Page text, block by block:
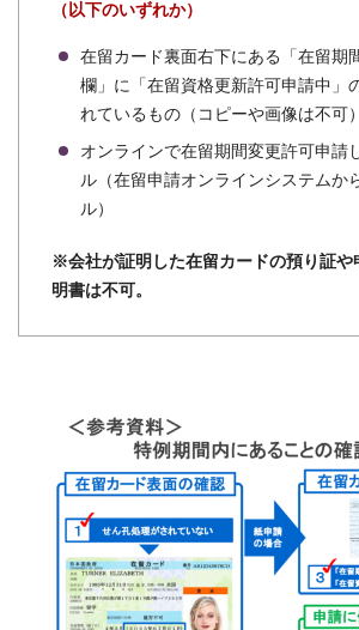
（以下のいずれか）
在留カード裏面右下にある「在留期
欄」に「在留資格更新許可申請中」
れているもの（コピーや画像は不可）
オンラインで在留期間変更許可申請
ル（在留申請オンラインシステムか
ル）
※会社が証明した在留カードの預り証や
明書は不可。